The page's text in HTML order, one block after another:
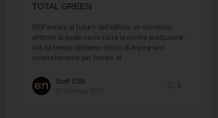
TOTAL GREEN
(Ri)Pensare al futuro dell’edilizia: un concetto
attorno al quale ruota tutta la nostra produzione.
Già da tempo abbiamo deciso di impegnarci
concretamente per fornire al…
Staff ESN
0